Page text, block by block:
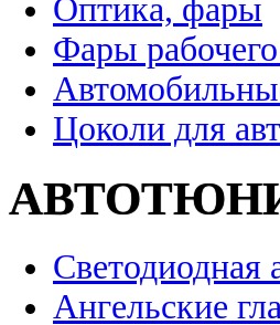
Оптика, фары
Фары рабочего
Цоколи для
Светодиодная
Ангельские